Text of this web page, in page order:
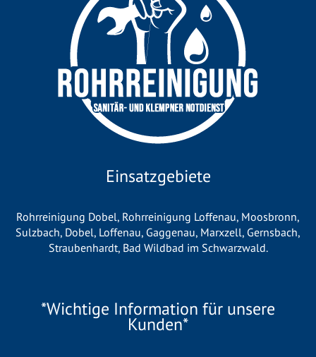
Einsatzgebiete
Rohrreinigung Dobel, Rohrreinigung Loffenau, Moosbronn,
Sulzbach, Dobel, Loffenau, Gaggenau, Marxzell, Gernsbach,
Straubenhardt, Bad Wildbad im Schwarzwald.
*Wichtige Information für unsere
Kunden*